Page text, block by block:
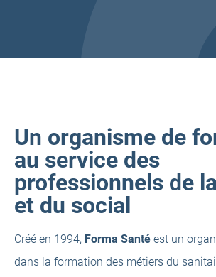
Un organisme de
au service des
professionnels de
et du social
Créé en 1994, Forma Santé est un
dans la formation des métiers du